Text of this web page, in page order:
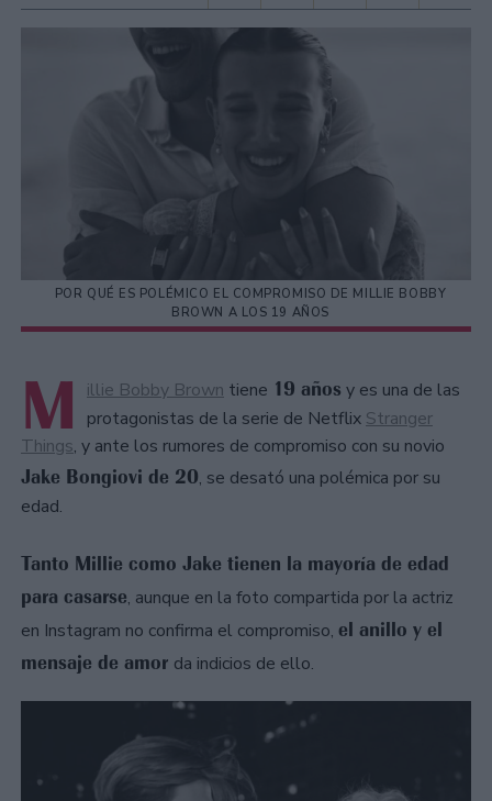
POR QUÉ ES POLÉMICO EL COMPROMISO DE MILLIE BOBBY
BROWN A LOS 19 AÑOS
M illie Bobby Brown tiene 19 años y es una de las
protagonistas de la serie de Netflix Stranger
Things, y ante los rumores de compromiso con su novio
Jake Bongiovi de 20, se desató una polémica por su
edad.
Tanto Millie como Jake tienen la mayoría de edad
para casarse, aunque en la foto compartida por la actriz
en Instagram no confirma el compromiso, el anillo y el
mensaje de amor da indicios de ello.